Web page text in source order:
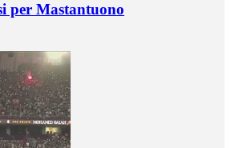
per Mastantuono